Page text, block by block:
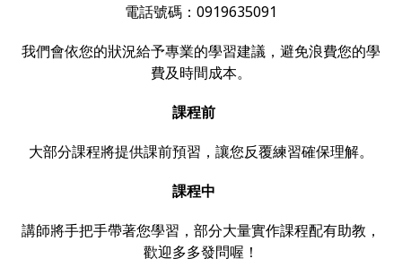
電話號碼：0919635091
我們會依您的狀況給予專業的學習建議，避免浪費您的學
費及時間成本。
課程前
大部分課程將提供課前預習，讓您反覆練習確保理解。
課程中
講師將手把手帶著您學習，部分大量實作課程配有助教，
歡迎多多發問喔！